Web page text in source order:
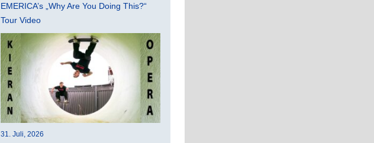
EMERICA’s „Why Are You Doing This?“
Tour Video
31. Juli, 2026